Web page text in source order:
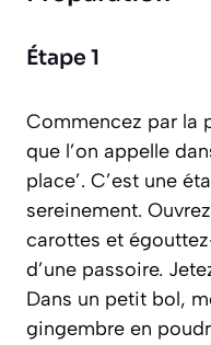
Étape 1
Commencez par la
que l’on appelle
place’. C’est une
sereinement.
carottes et
d’une passoire.
Dans un petit bol,
gingembre en